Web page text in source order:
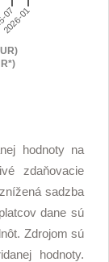
07
2026-01
hodnoty na
zdaňovacie
sadzba
dane sú
Zdrojom sú
hodnoty.